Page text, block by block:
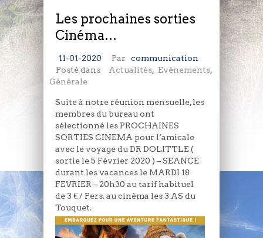
Les prochaines sorties
Cinéma…
11-01-2020 Par
communication
Posté dans
Actualités, Evénements,
Générale
Suite à notre réunion mensuelle, les
membres du bureau ont
sélectionné les PROCHAINES
SORTIES CINEMA pour l’amicale
avec le voyage du DR DOLITTLE (
sortie le 5 Février 2020 ) – SEANCE
durant les vacances le MARDI 18
FEVRIER – 20h30 au tarif habituel
de 3 € / Pers. au cinéma les 3 AS du
Touquet.